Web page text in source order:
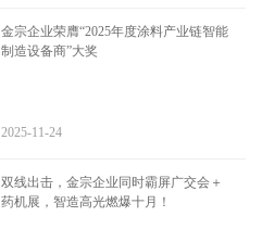
金宗企业荣膺“2025年度涂料产业链智能
制造设备商”大奖
2025-11-24
双线出击，金宗企业同时霸屏广交会＋
药机展，智造高光燃爆十月！